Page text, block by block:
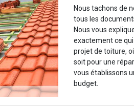
Nous tachons de
tous les
Nous vous
exactement ce
projet de toiture,
soit pour une
vous établissons
budget.